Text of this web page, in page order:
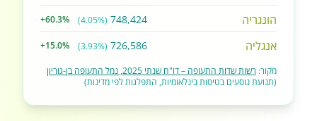
הונגריה 748,424
(4.05%)
+60.3%
אנגליה 726,586
(3.93%)
+15.0%
מקור: רשות שדות התעופה – דו"ח שנתי 2025, נמל התעופה בן-גוריון
(תנועת נוסעים בטיסות בינלאומיות, התפלגות לפי מדינות)